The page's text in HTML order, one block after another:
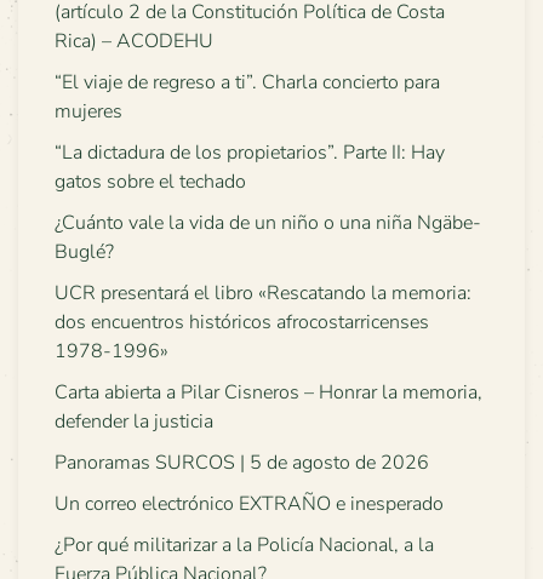
(artículo 2 de la Constitución Política de Costa
Rica) – ACODEHU
“El viaje de regreso a ti”. Charla concierto para
mujeres
“La dictadura de los propietarios”. Parte II: Hay
gatos sobre el techado
¿Cuánto vale la vida de un niño o una niña Ngäbe-
Buglé?
UCR presentará el libro «Rescatando la memoria:
dos encuentros históricos afrocostarricenses
1978-1996»
Carta abierta a Pilar Cisneros – Honrar la memoria,
defender la justicia
Panoramas SURCOS | 5 de agosto de 2026
Un correo electrónico EXTRAÑO e inesperado
¿Por qué militarizar a la Policía Nacional, a la